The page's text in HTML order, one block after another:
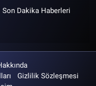
Son Dakika Haberleri
Gizlilik Sözleşmesi